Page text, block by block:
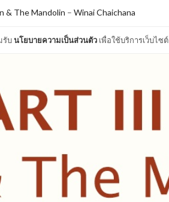
รับนโยบายความเป็นส่วนตัว เพื่อใช้บริการเว็บไซต์
& The Mandolin – Winai Chaichana